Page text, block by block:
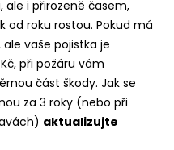
ale i přirozeně časem,
od roku rostou. Pokud má
vaše pojistka je
při požáru vám
část škody. Jak se
za 3 roky (nebo při
aktualizujte